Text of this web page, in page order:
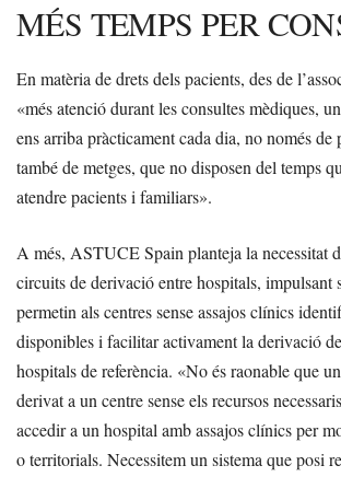
MÉS TEMPS PER
En matèria de drets dels pacients, des de
«més atenció durant les consultes mèdiques,
ens arriba pràcticament cada dia, no només de
també de metges, que no disposen del temps
atendre pacients i familiars».
A més, ASTUCE Spain planteja la necessitat
circuits de derivació entre hospitals, impulsant
permetin als centres sense assajos clínics
disponibles i facilitar activament la derivació
hospitals de referència. «No és raonable que
derivat a un centre sense els recursos
accedir a un hospital amb assajos clínics per
o territorials. Necessitem un sistema que posi